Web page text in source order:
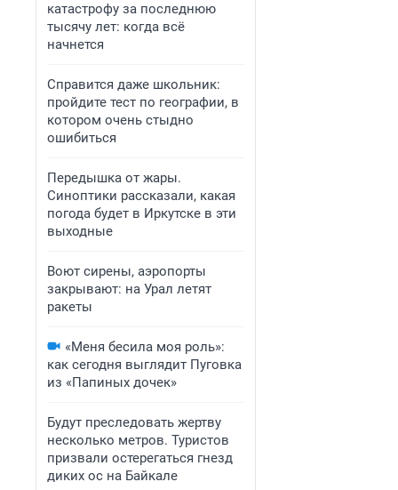
катастрофу за последнюю
тысячу лет: когда всё
начнется
Справится даже школьник:
пройдите тест по географии, в
котором очень стыдно
ошибиться
Передышка от жары.
Синоптики рассказали, какая
погода будет в Иркутске в эти
выходные
Воют сирены, аэропорты
закрывают: на Урал летят
ракеты
«Меня бесила моя роль»:
как сегодня выглядит Пуговка
из «Папиных дочек»
Будут преследовать жертву
несколько метров. Туристов
призвали остерегаться гнезд
диких ос на Байкале